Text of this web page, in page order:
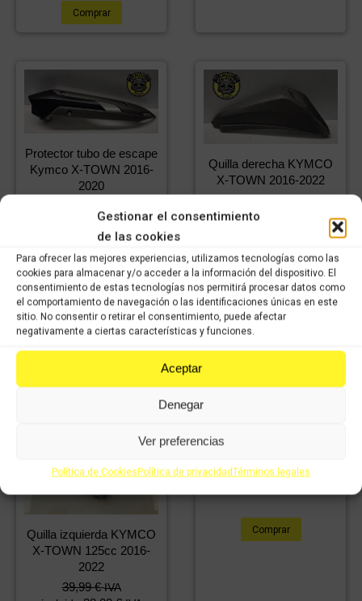
Gestionar el consentimiento
de las cookies
Para ofrecer las mejores experiencias, utilizamos tecnologías como las
cookies para almacenar y/o acceder a la información del dispositivo. El
consentimiento de estas tecnologías nos permitirá procesar datos como
el comportamiento de navegación o las identificaciones únicas en este
sitio. No consentir o retirar el consentimiento, puede afectar
negativamente a ciertas características y funciones.
Aceptar
Denegar
Ver preferencias
Política de CookiesPolítica de privacidadTérminos legales
Comprar
Protector tubo de escape
Kymco X-TOWN 2016-
2020
25,33€ IVA
incluido
Comprar
Quilla derecha KYMCO
X-TOWN 2016-2022
incluido
Comprar
Quilla izquierda KYMCO
X-TOWN 125cc 2016-
2022
39,99€ IVA
X-TOWN 2016-2022
incluido 20,99€ IVA
Comprar